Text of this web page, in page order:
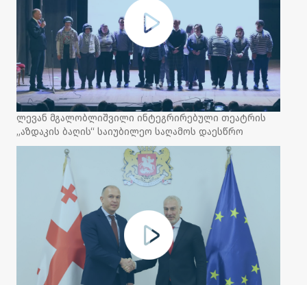
ლევან მგალობლიშვილი ინტეგრირებული თეატრის
„აზდაკის ბაღის“ საიუბილეო საღამოს დაესწრო